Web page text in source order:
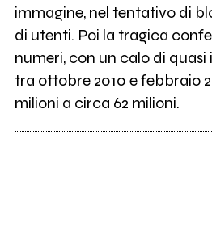
immagine, nel tentativo di
di utenti. Poi la tragica
numeri, con un calo di quasi
tra ottobre 2010 e febbraio
milioni a circa 62 milioni.